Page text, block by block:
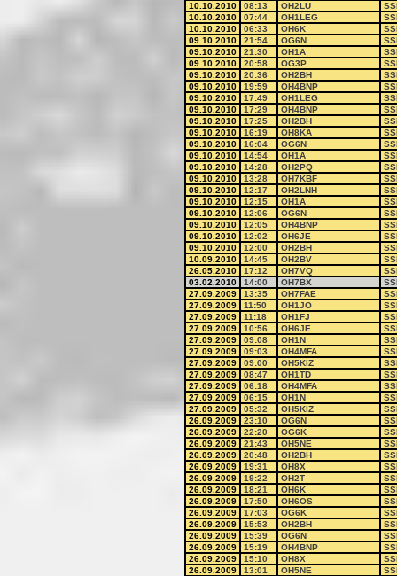
10.10.2010
08:13 OH2LU
10.10.2010
07:44 OH1LEG
10.10.2010
06:33 OH6K
09.10.2010
21:54 OG6N
09.10.2010
21:30 OH1A
09.10.2010
20:58 OG3P
09.10.2010
20:36 OH2BH
09.10.2010
19:59 OH4BNP
09.10.2010
17:49 OH1LEG
09.10.2010
17:29 OH4BNP
09.10.2010
17:25 OH2BH
09.10.2010
16:19 OH8KA
09.10.2010
16:04 OG6N
09.10.2010
14:54 OH1A
09.10.2010
14:28 OH2PQ
09.10.2010
13:28 OH7KBF
09.10.2010
12:17 OH2LNH
09.10.2010
12:15 OH1A
09.10.2010
12:06 OG6N
09.10.2010
12:05 OH4BNP
09.10.2010
12:02 OH6JE
09.10.2010
12:00 OH2BH
10.09.2010
14:45 OH2BV
26.05.2010
17:12 OH7VQ
03.02.2010
14:00 OH7BX
27.09.2009
13:35 OH7FAE
27.09.2009
11:50 OH1JO
27.09.2009
11:18 OH1FJ
27.09.2009
10:56 OH6JE
27.09.2009
09:08 OH1N
27.09.2009
09:03 OH4MFA
27.09.2009
09:00 OH5KIZ
27.09.2009
08:47 OH1TD
27.09.2009
06:18 OH4MFA
27.09.2009
06:15 OH1N
27.09.2009
05:32 OH5KIZ
26.09.2009
23:10 OG6N
26.09.2009
22:20 OG6K
26.09.2009
21:43 OH5NE
26.09.2009
20:48 OH2BH
26.09.2009
19:31 OH8X
26.09.2009
19:22 OH2T
26.09.2009
18:21 OH6K
26.09.2009
17:50 OH6OS
26.09.2009
17:03 OG6K
26.09.2009
15:53 OH2BH
26.09.2009
15:39 OG6N
26.09.2009
15:19 OH4BNP
26.09.2009
15:10 OH8X
26.09.2009
13:01 OH5NE